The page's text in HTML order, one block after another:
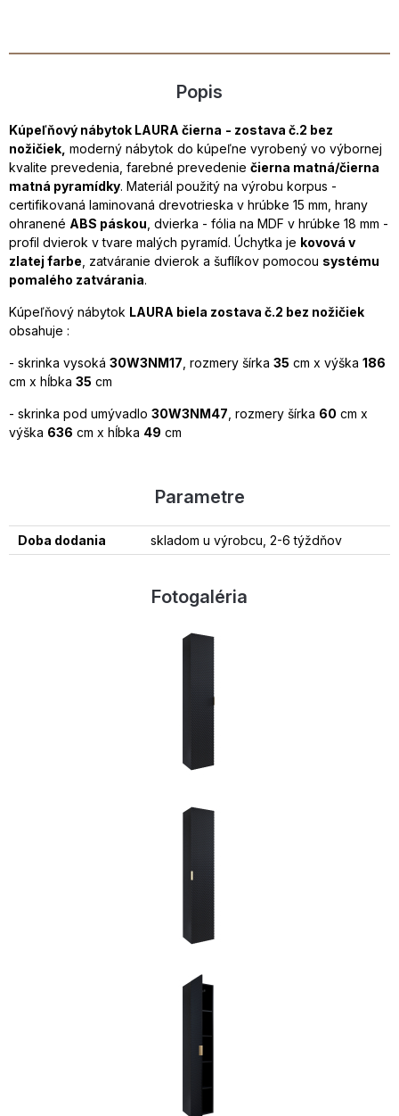
Popis
Kúpeľňový nábytok LAURA čierna - zostava č.2 bez
nožičiek, moderný nábytok do kúpeľne vyrobený vo výbornej
kvalite prevedenia, farebné prevedenie čierna matná/čierna
matná pyramídky. Materiál použitý na výrobu korpus -
certifikovaná laminovaná drevotrieska v hrúbke 15 mm, hrany
ohranené ABS páskou, dvierka - fólia na MDF v hrúbke 18 mm -
profil dvierok v tvare malých pyramíd. Úchytka je kovová v
zlatej farbe, zatváranie dvierok a šuflíkov pomocou systému
pomalého zatvárania.
Kúpeľňový nábytok LAURA biela zostava č.2 bez nožičiek
obsahuje :
- skrinka vysoká 30W3NM17, rozmery šírka 35 cm x výška 186
cm x hĺbka 35 cm
- skrinka pod umývadlo 30W3NM47, rozmery šírka 60 cm x
výška 636 cm x hĺbka 49 cm
Parametre
Doba dodania skladom u výrobcu, 2-6 týždňov
Fotogaléria